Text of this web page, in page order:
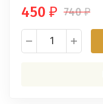
450 ₽ 740₽